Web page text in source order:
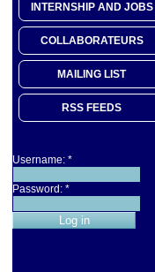
INTERNSHIP AND JOBS
COLLABORATEURS
MAILING LIST
RSS FEEDS
Username: *
Password: *